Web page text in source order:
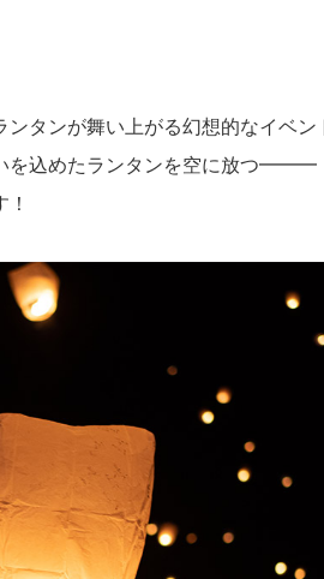
タンが舞い上がる幻想的なイベン
を込めたランタンを空に放つ━━━